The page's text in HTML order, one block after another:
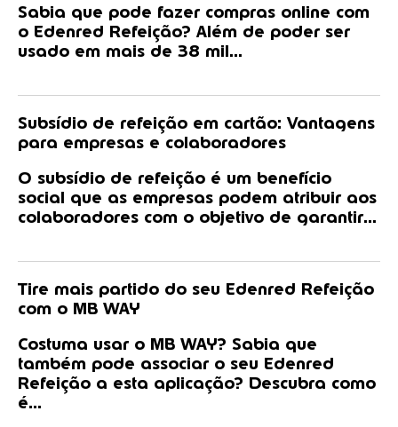
Sabia que pode fazer compras online com
o Edenred Refeição? Além de poder ser
usado em mais de 38 mil...
Subsídio de refeição em cartão: Vantagens
para empresas e colaboradores
O subsídio de refeição é um benefício
social que as empresas podem atribuir aos
colaboradores com o objetivo de garantir...
Tire mais partido do seu Edenred Refeição
com o MB WAY
Costuma usar o MB WAY? Sabia que
também pode associar o seu Edenred
Refeição a esta aplicação? Descubra como
é...